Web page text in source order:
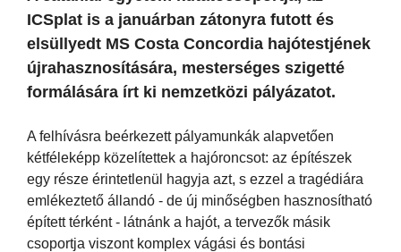
ICSplat is a januárban zátonyra futott és
elsüllyedt MS Costa Concordia hajótestjének
újrahasznosítására, mesterséges szigetté
formálására írt ki nemzetközi pályázatot.
A felhívásra beérkezett pályamunkák alapvetően
kétféleképp közelítettek a hajóroncsot: az építészek
egy része érintetlenül hagyja azt, s ezzel a tragédiára
emlékeztető állandó - de új minőségben hasznosítható
épített térként - látnánk a hajót, a tervezők másik
csoportja viszont komplex vágási és bontási